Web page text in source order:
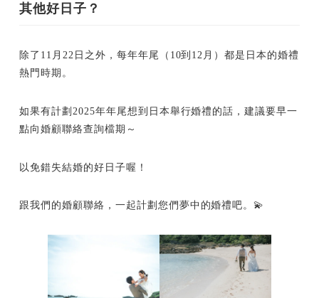
其他好日子？
除了11月22日之外，每年年尾（10到12月）都是日本的婚禮
熱門時期。
如果有計劃2025年年尾想到日本舉行婚禮的話，建議要早一
點向婚顧聯絡查詢檔期～
以免錯失結婚的好日子喔！
跟我們的婚顧聯絡，一起計劃您們夢中的婚禮吧。💫